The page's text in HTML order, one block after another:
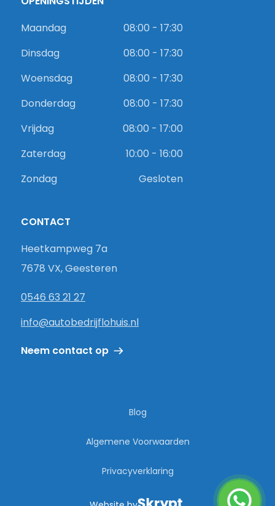
Maandag
08:00 - 17:30
Dinsdag
08:00 - 17:30
Woensdag
08:00 - 17:30
Donderdag
08:00 - 17:30
Vrijdag
08:00 - 17:00
Zaterdag
10:00 - 16:00
Zondag
Gesloten
CONTACT
Heetkampweg 7a
7678 VX, Geesteren
0546 63 21 27
info@autobedrijflohuis.nl
Neem contact op
Blog
Algemene Voorwaarden
Privacyverklaring